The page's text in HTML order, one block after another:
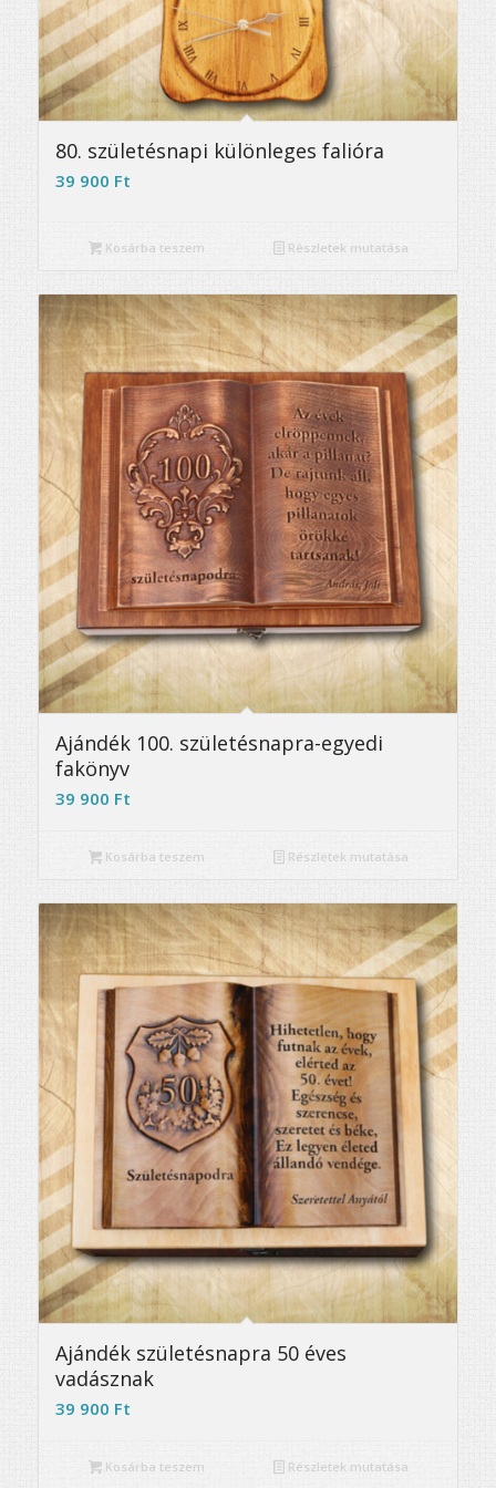
5.00
80. születésnapi különleges falióra
39 900 Ft
Kosárba teszem Részletek mutatása
5.00
Ajándék 100. születésnapra-egyedi
fakönyv
39 900 Ft
Kosárba teszem Részletek mutatása
5.00
Ajándék születésnapra 50 éves
vadásznak
39 900 Ft
Kosárba teszem Részletek mutatása